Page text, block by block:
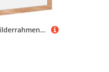
HIMEETIME® 2x Bilderrahmen DIN A4 21x30 cm,aus massivem Eichenholz,Natur Eiche Holz Rahmen | Display A5(15x21cm) Bild mit Passepartout |für Wandbehänge oder Tischdekoration